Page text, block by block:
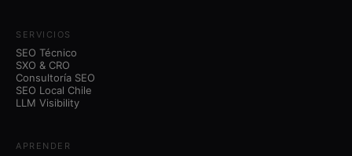
SERVICIOS
SEO Técnico
SXO & CRO
Consultoría SEO
SEO Local Chile
LLM Visibility
APRENDER